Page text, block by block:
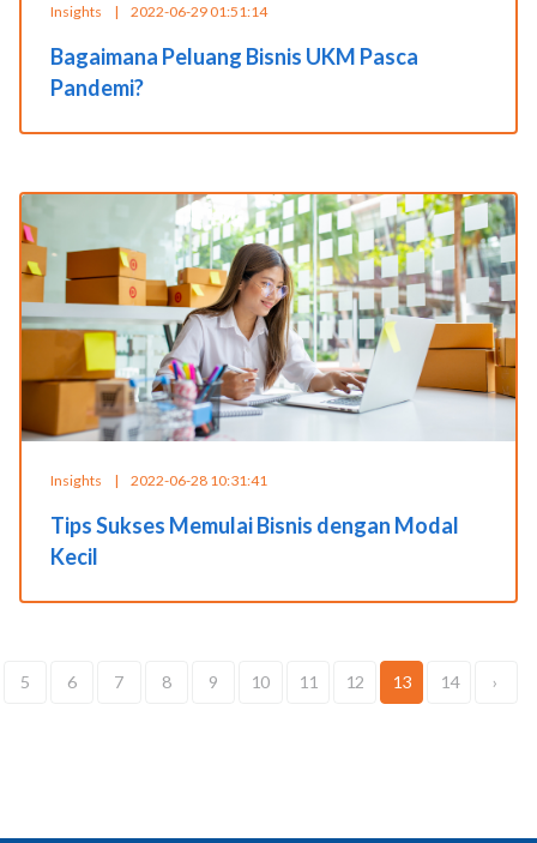
Insights | 2022-06-29 01:51:14
Bagaimana Peluang Bisnis UKM Pasca
Pandemi?
Insights | 2022-06-28 10:31:41
Tips Sukses Memulai Bisnis dengan Modal
Kecil
5 6 7 8 9 10 11 12 13 14 ›